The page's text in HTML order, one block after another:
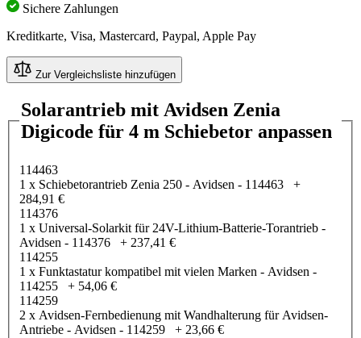
Sichere Zahlungen
Kreditkarte, Visa, Mastercard, Paypal, Apple Pay
Zur Vergleichsliste hinzufügen
Solarantrieb mit Avidsen Zenia
Digicode für 4 m Schiebetor anpassen
114463
1 x Schiebetorantrieb Zenia 250 - Avidsen - 114463
+
284,91 €
114376
1 x Universal-Solarkit für 24V-Lithium-Batterie-Torantrieb -
Avidsen - 114376
+ 237,41 €
114255
1 x Funktastatur kompatibel mit vielen Marken - Avidsen -
114255
+ 54,06 €
114259
2 x Avidsen-Fernbedienung mit Wandhalterung für Avidsen-
Antriebe - Avidsen - 114259
+ 23,66 €